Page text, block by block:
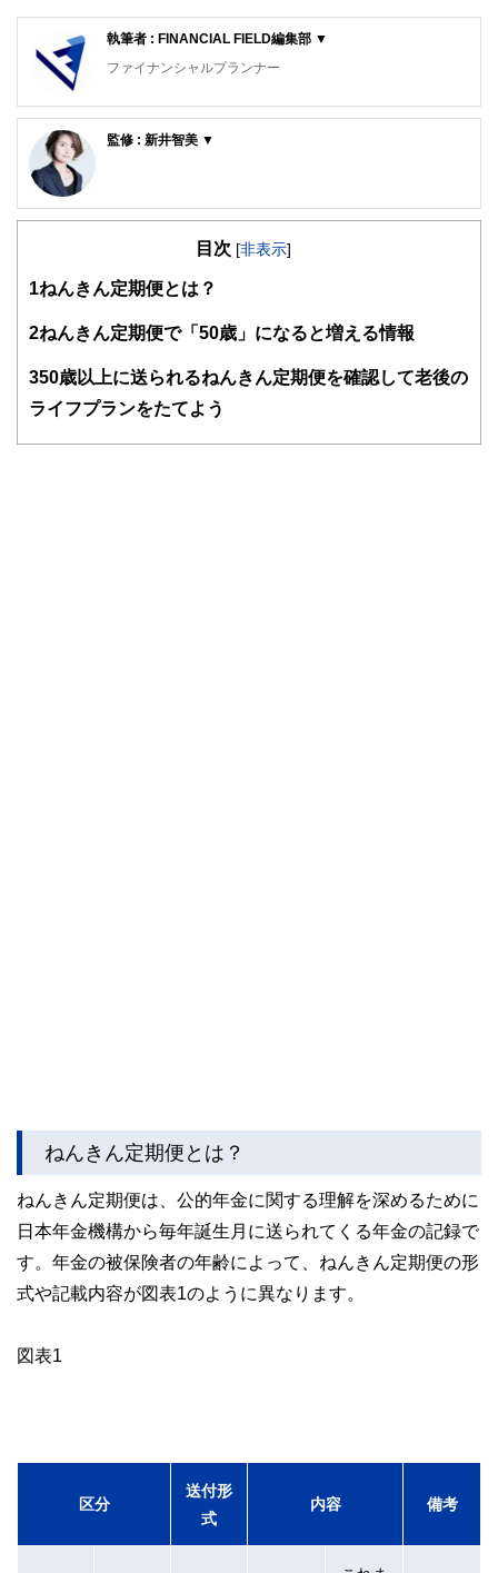
執筆者 : FINANCIAL FIELD編集部 ▼
ファイナンシャルプランナー
FinancialField編集部は、金融、経済に関する記事を、日々
知識がない方でも理解できるようわかりやすく発信していま
得者を中心に「お金や暮らし」に関する書籍・雑誌の編集経
験者で構成され、企画立案から記事掲載まですべての工程に
FinancialFieldの特徴は、ファイナンシャルプランナー、弁
護士、税理士、宅地建物取引士、相続診断士、住宅ローンア
ドバイザー、DCプランナー、公認会計士、社会保険労務
ど150名以上の有資格者を執筆者・監修者として迎え、むず
かしく感じられる年金や税金、相続、保険、ローンなどの話
をわかりやすく発信している点です。
監修 : 新井智美 ▼
（保有資格）
・１級ファイナンシャル・プランニング技能士
・DC(確定拠出年金)プランナー
・住宅ローンアドバイザー
マネーコンサルタントとしての個人向け相談、NISA・
るセミナー講師のほか、金融メディアへの執筆および監修に
携わっている。現在年間200本
以上の執筆・監修をこなしており、これまでの執筆・監修実
目次 [非表示]
1 ねんきん定期便とは？
2ねんきん定期便で「50歳」になると増える情報
350歳以上に送られるねんきん定期便を確認して老後の
ライフプランをたてよう
ねんきん定期便とは？
ねんきん定期便は、公的年金に関する理解を深めるために
日本年金機構から毎年誕生月に送られてくる年金の記録で
す。年金の被保険者の年齢によって、ねんきん定期便の形
式や記載内容が図表1のように異なります。
図表1
区分
送付形
式
内容 備考